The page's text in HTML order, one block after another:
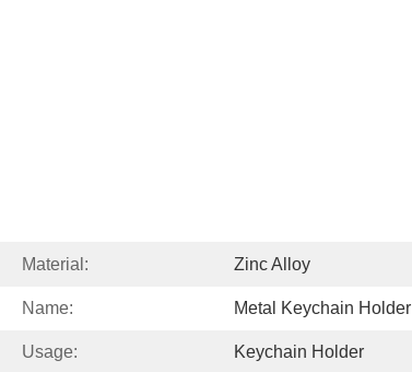
Material: Zinc Alloy
Name: Metal Keychain Holder
Usage: Keychain Holder